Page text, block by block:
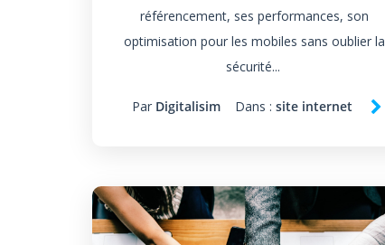
référencement, ses performances, son
optimisation pour les mobiles sans oublier la
sécurité...
Par Digitalisim Dans :site internet